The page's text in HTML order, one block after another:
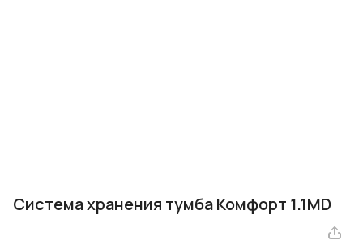
Система хранения тумба Комфорт 1.1MD